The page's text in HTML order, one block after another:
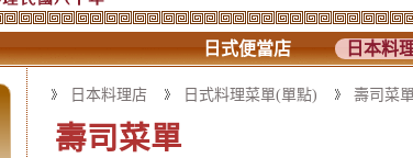
日式便當店 日本料
日本料理店 日式料理菜單(單點) 壽司菜
壽司菜單